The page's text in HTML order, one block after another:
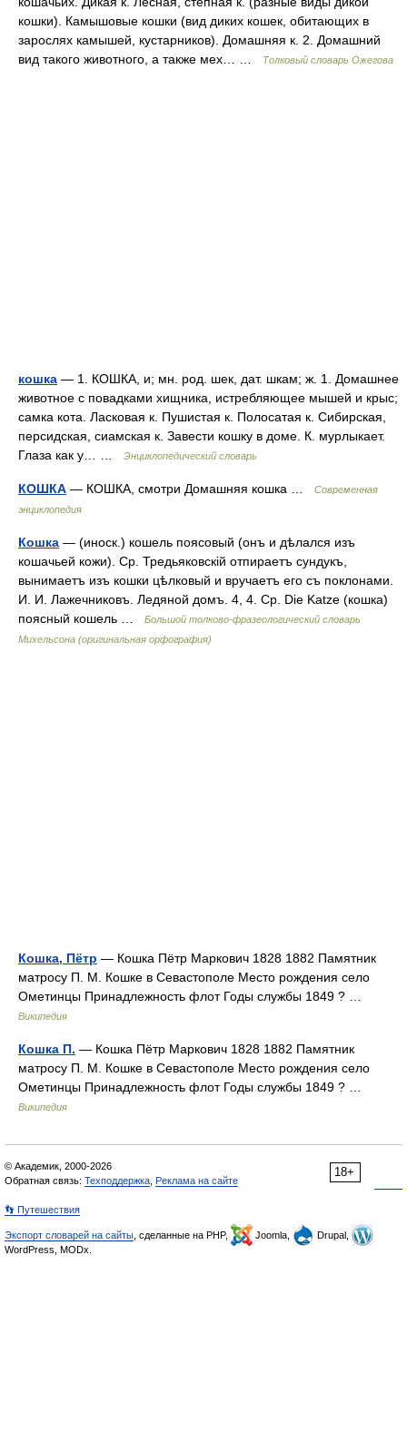
кошки). Камышовые кошки (вид диких кошек, обитающих в
зарослях камышей, кустарников). Домашняя к. 2. Домашний
вид такого животного, а также мех… …
Толковый словарь Ожегова
кошка — 1. КОШКА, и; мн. род. шек, дат. шкам; ж. 1. Домашнее
животное с повадками хищника, истребляющее мышей и крыс;
самка кота. Ласковая к. Пушистая к. Полосатая к. Сибирская,
персидская, сиамская к. Завести кошку в доме. К. мурлыкает.
Глаза как у… …
Энциклопедический словарь
КОШКА — КОШКА, смотри Домашняя кошка …
Современная
энциклопедия
Кошка — (иноск.) кошель поясовый (онъ и дѣлался изъ
кошачьей кожи). Ср. Тредьяковскій отпираетъ сундукъ,
вынимаетъ изъ кошки цѣлковый и вручаетъ его съ поклонами.
И. И. Лажечниковъ. Ледяной домъ. 4, 4. Ср. Die Katze (кошка)
поясный кошель …
Большой толково-фразеологический словарь
Михельсона (оригинальная орфография)
Кошка, Пётр — Кошка Пётр Маркович 1828 1882 Памятник
матросу П. М. Кошке в Севастополе Место рождения село
Ометинцы Принадлежность флот Годы службы 1849 ? …
Википедия
Кошка П. — Кошка Пётр Маркович 1828 1882 Памятник
матросу П. М. Кошке в Севастополе Место рождения село
Ометинцы Принадлежность флот Годы службы 1849 ? …
Википедия
18+
© Академик, 2000-2026
Обратная связь: Техподдержка Реклама на сайте
👣 Путешествия
Экспорт словарей на сайты , сделанные на PHP, Joomla,
Drupal,
WordPress, MODx.